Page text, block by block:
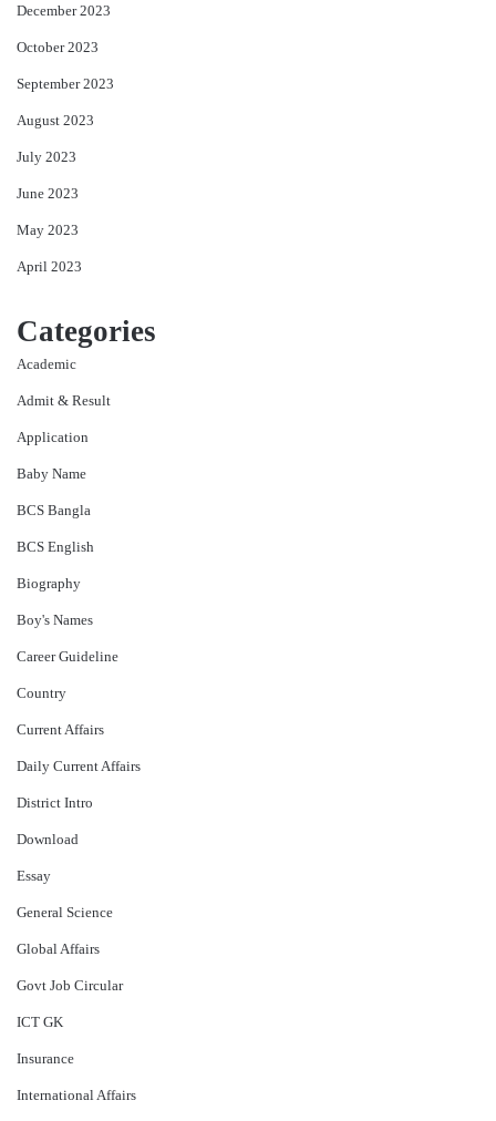
December 2023
October 2023
September 2023
August 2023
July 2023
June 2023
May 2023
April 2023
Categories
Academic
Admit & Result
Application
Baby Name
BCS Bangla
BCS English
Biography
Boy's Names
Career Guideline
Country
Current Affairs
Daily Current Affairs
District Intro
Download
Essay
General Science
Global Affairs
Govt Job Circular
ICT GK
Insurance
International Affairs